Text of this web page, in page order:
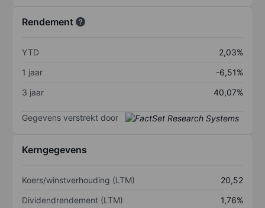
Rendement
YTD
2,03%
1 jaar
-6,51%
3 jaar
40,07%
Gegevens verstrekt door
Kerngegevens
Koers/winstverhouding (LTM)
20,52
Dividendrendement (LTM)
1,76%